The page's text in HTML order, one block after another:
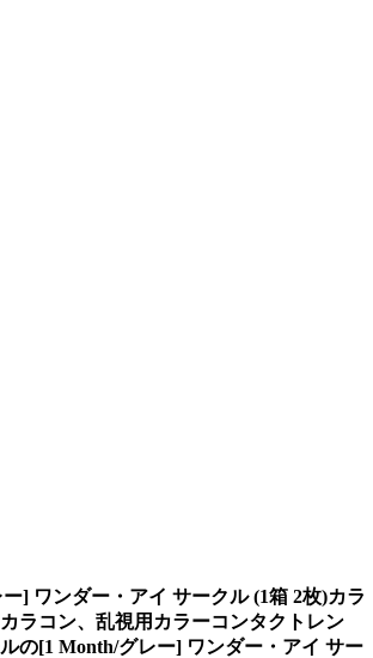
] ワンダー・アイ サークル (1箱 2枚)カラ
ラコン、乱視用カラーコンタクトレン
の[1 Month/グレー] ワンダー・アイ サー